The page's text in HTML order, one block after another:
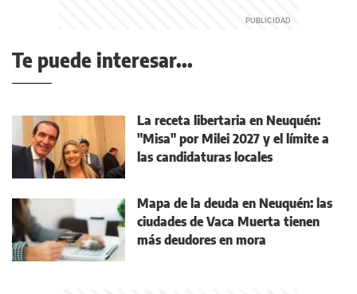
Te puede interesar...
La receta libertaria en Neuquén:
"Misa" por Milei 2027 y el límite a
las candidaturas locales
Mapa de la deuda en Neuquén: las
ciudades de Vaca Muerta tienen
más deudores en mora